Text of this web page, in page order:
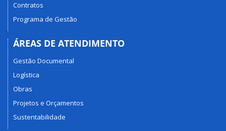
Contratos
Programa de Gestão
ÁREAS DE ATENDIMENTO
Gestão Documental
Logística
Obras
Projetos e Orçamentos
Sustentabilidade